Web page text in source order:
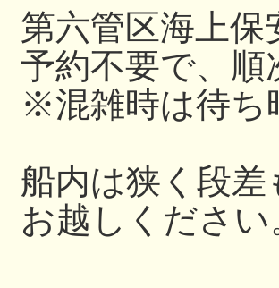
第六管区海上
予約不要で、
※混雑時は待ち
船内は狭く段
お越しください